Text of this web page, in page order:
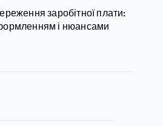
заробітної плати:
і нюансами